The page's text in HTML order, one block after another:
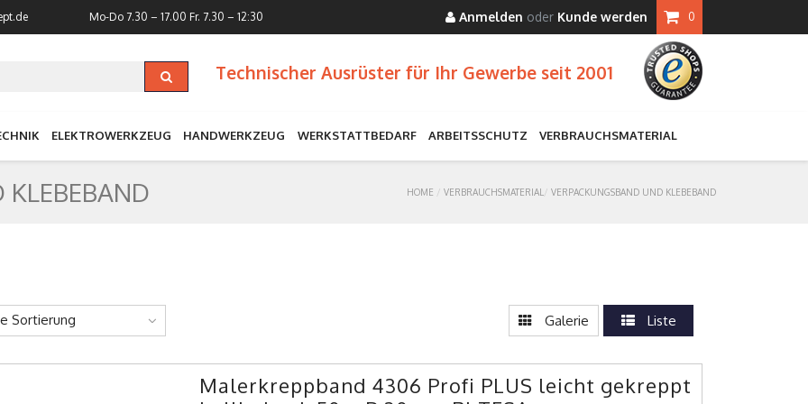
Mo-Do 7.30 – 17.00 Fr. 7.30 – 12:30 Anmelden oder Kunde werden 0
Technischer Ausrüster für Ihr Gewerbe seit 2001
ELEKTROWERKZEUG HANDWERKZEUG WERKSTATTBEDARF ARBEITSSCHUTZ VERBRAUCHSMATERIAL
HOME VERBRAUCHSMATERIAL VERPACKUNGSBAND UND KLEBEBAND
Sortierung Galerie Liste
Malerkreppband 4306 Profi PLUS leicht gekreppt